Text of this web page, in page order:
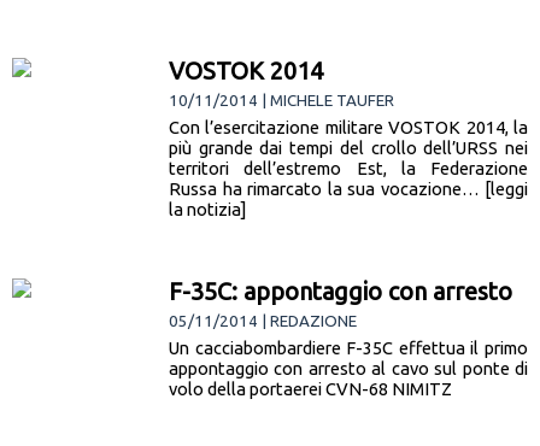
VOSTOK 2014
10/11/2014 | MICHELE TAUFER
Con l’esercitazione militare VOSTOK 2014, la
più grande dai tempi del crollo dell’URSS nei
territori dell’estremo Est, la Federazione
Russa ha rimarcato la sua vocazione… [leggi
la notizia]
F-35C: appontaggio con arresto
05/11/2014 | REDAZIONE
Un cacciabombardiere F-35C effettua il primo
appontaggio con arresto al cavo sul ponte di
volo della portaerei CVN-68 NIMITZ